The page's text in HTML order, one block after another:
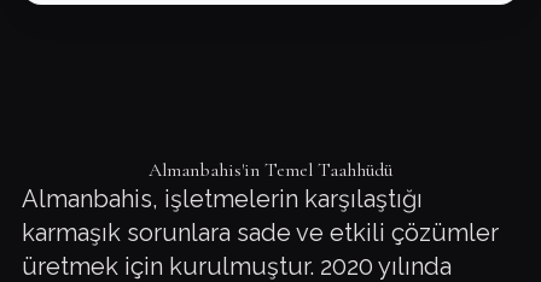
Almanbahis'in Temel Taahhüdü
Almanbahis, işletmelerin karşılaştığı
karmaşık sorunlara sade ve etkili çözümler
üretmek için kurulmuştur. 2020 yılında